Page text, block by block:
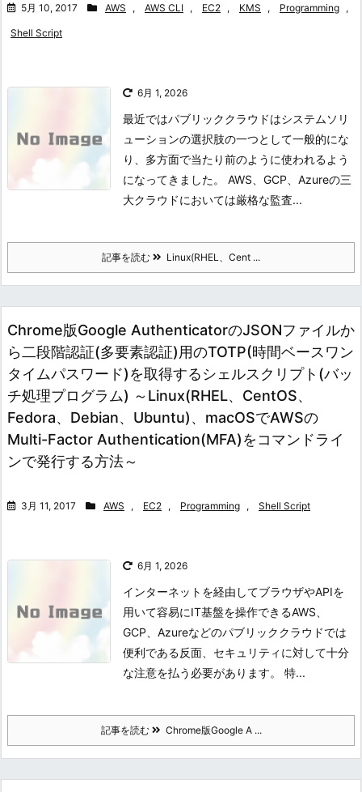
5月 10, 2017 AWS , AWS CLI , EC2 , KMS , Programming ,
Shell Script
6月 1, 2026
最近ではパブリッククラウドはシステムソリ
ューションの選択肢の一つとして一般的にな
り、多方面で当たり前のように使われるよう
になってきました。 AWS、GCP、Azureの三
大クラウドにおいては厳格な監査...
記事を読む Linux(RHEL、Cent ...
Chrome版Google AuthenticatorのJSONファイルか
ら二段階認証(多要素認証)用のTOTP(時間ベースワン
タイムパスワード)を取得するシェルスクリプト(バッ
チ処理プログラム) ～Linux(RHEL、CentOS、
Fedora、Debian、Ubuntu)、macOSでAWSの
Multi-Factor Authentication(MFA)をコマンドライ
ンで発行する方法～
3月 11, 2017 AWS , EC2 , Programming , Shell Script
6月 1, 2026
インターネットを経由してブラウザやAPIを
用いて容易にIT基盤を操作できるAWS、
GCP、Azureなどのパブリッククラウドでは
便利である反面、セキュリティに対して十分
な注意を払う必要があります。 特...
記事を読む Chrome版Google A ...